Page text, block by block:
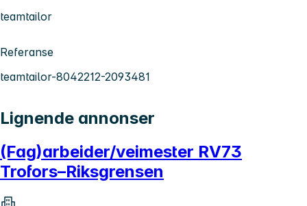
teamtailor
Referanse
teamtailor-8042212-2093481
Lignende annonser
(Fag)arbeider/veimester RV73
Trofors–Riksgrensen